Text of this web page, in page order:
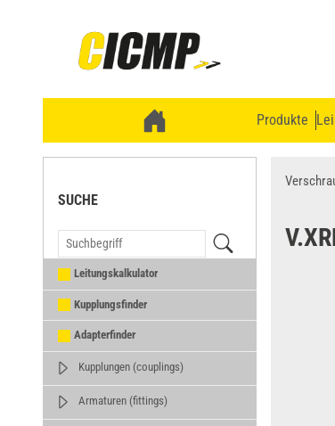
Produkte
SUCHE
Leitungskalkulator
Kupplungsfinder
Adapterfinder
Kupplungen (couplings)
Armaturen (fittings)